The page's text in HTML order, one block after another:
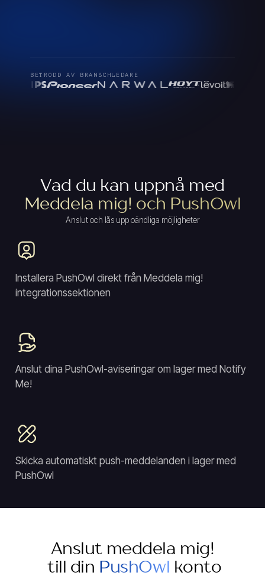
BETRODD AV BRANSCHLEDARE
Vad du kan uppnå med
Meddela mig! och PushOwl
Anslut och lås upp oändliga möjligheter
Installera PushOwl direkt från Meddela mig!
integrationssektionen
Anslut dina PushOwl-aviseringar om lager med Notify
Me!
Skicka automatiskt push-meddelanden i lager med
PushOwl
Anslut meddela mig!
till din PushOwl konto